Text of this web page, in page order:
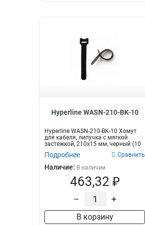
Hyperline WASN-210-BK-10
Hyperline WASN-210-BK-10 Хомут
для кабеля, липучка с мягкой
застежкой, 210x15 мм, черный (10
Подробнее Сравнить
Наличие: В наличии
463,32 ₽
– +
В корзину